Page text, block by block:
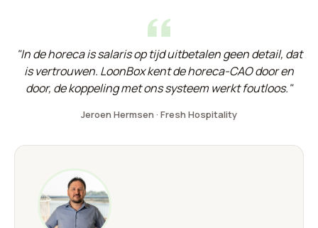
"In de horeca is salaris op tijd uitbetalen geen detail, dat
is vertrouwen. LoonBox kent de horeca-CAO door en
door, de koppeling met ons systeem werkt foutloos."
Jeroen Hermsen · Fresh Hospitality